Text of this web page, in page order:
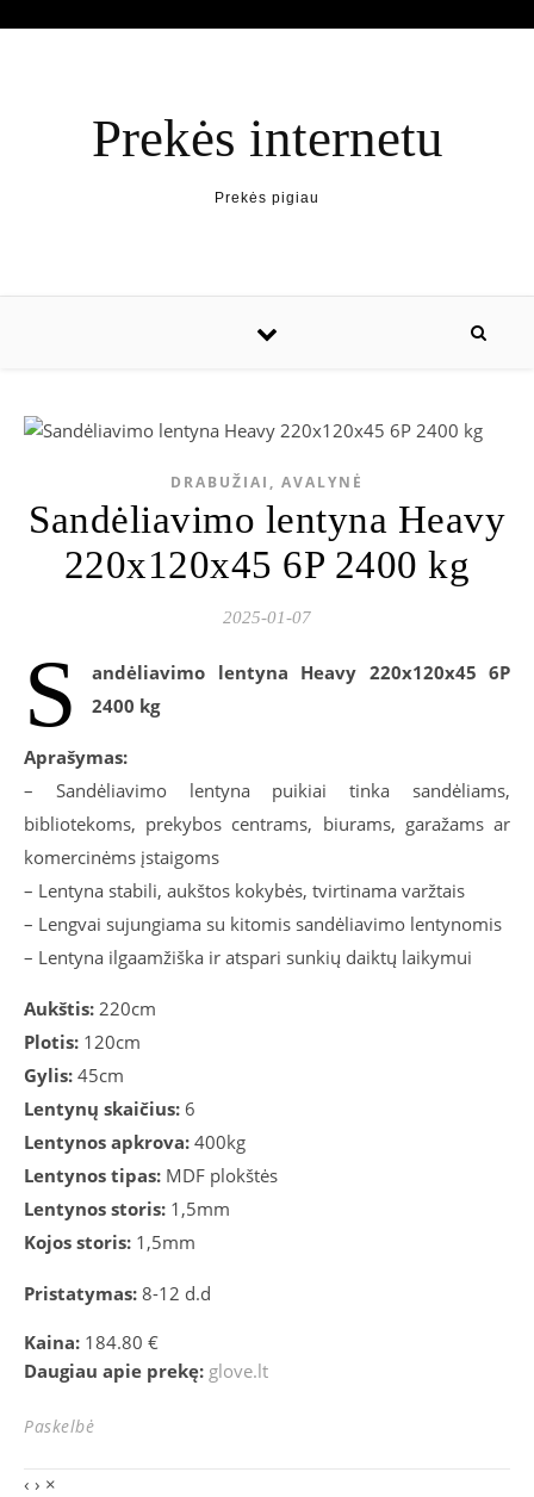
Prekės internetu
Prekės pigiau
DRABUŽIAI, AVALYNĖ
Sandėliavimo lentyna Heavy
220x120x45 6P 2400 kg
2025-01-07
S
andėliavimo lentyna Heavy 220x120x45 6P
2400 kg
Aprašymas:
– Sandėliavimo lentyna puikiai tinka sandėliams,
bibliotekoms, prekybos centrams, biurams, garažams ar
komercinėms įstaigoms
– Lentyna stabili, aukštos kokybės, tvirtinama varžtais
– Lengvai sujungiama su kitomis sandėliavimo lentynomis
– Lentyna ilgaamžiška ir atspari sunkių daiktų laikymui
Aukštis: 220cm
Plotis: 120cm
Gylis: 45cm
Lentynų skaičius: 6
Lentynos apkrova: 400kg
Lentynos tipas: MDF plokštės
Lentynos storis: 1,5mm
Kojos storis: 1,5mm
Pristatymas: 8-12 d.d
Kaina: 184.80 €
Daugiau apie prekę: glove.lt
Paskelbė
‹ › ×